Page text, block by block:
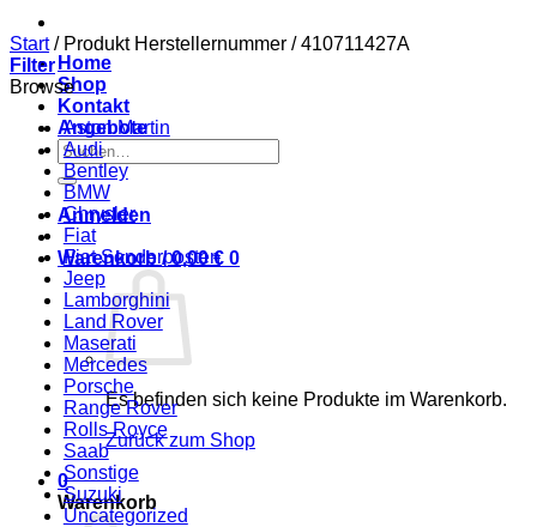
Home
Shop
Kontakt
Angebote
Suchen
nach:
Anmelden
Warenkorb /0,00€ 0
Es befinden sich keine Produkte im Warenkorb.
Zurück zum Shop
0
Warenkorb
Start /Produkt Herstellernummer /410711427A
Filter
Browse
Aston Martin
Audi
Bentley
BMW
Chrysler
Fiat
Fiat Sonderposten
Jeep
Lamborghini
Land Rover
Maserati
Mercedes
Porsche
Range Rover
Rolls Royce
Saab
Sonstige
Suzuki
Uncategorized